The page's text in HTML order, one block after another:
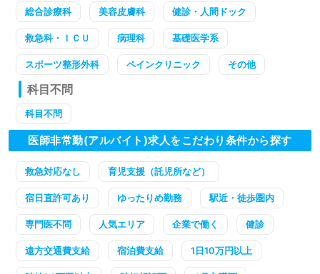
総合診療科 美容皮膚科 健診・人間ドック
救急科・ＩＣＵ 病理科 基礎医学系
スポーツ整形外科 ペインクリニック その他
科目不問
科目不問
医師非常勤(アルバイト)求人をこだわり条件から探す
救急対応なし 育児支援（託児所など）
宿日直許可あり ゆったりめ勤務 駅近・徒歩圏内
専門医不問 人気エリア 企業で働く 健診
遠方交通費支給 宿泊費支給 1日10万円以上